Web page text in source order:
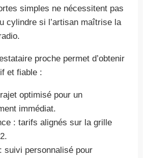
simples ne nécessitent pas
cylindre si l’artisan maîtrise la
proche permet d’obtenir
et fiable :
optimisé pour un
immédiat.
: tarifs alignés sur la grille
suivi personnalisé pour